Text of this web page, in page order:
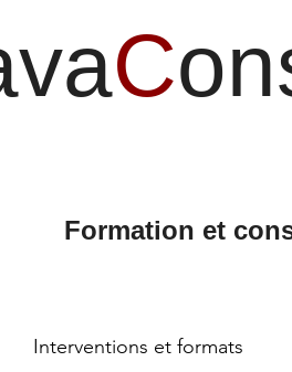
C
Formation et
Interventions et formats